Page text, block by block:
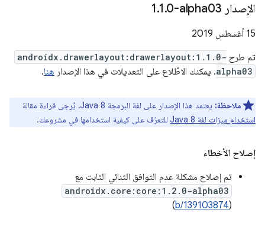
الإصدار ‎1 .1.0-alpha03
‫15 أغسطس 2019
تم طرح androidx.drawerlayout:drawerlayout:1.1.0-
alpha03. يمكنك الاطّلاع على التعديلات في هذا الإصدار هنا.
ملاحظة: يعتمد هذا الإصدار على لغة البرمجة Java 8. يُرجى قراءة مقالة
استخدام ميزات لغة Java 8
للتعرّف على كيفية استخدامها في مشروعك.
إصلاح الأخطاء
تم إصلاح مشكلة عدم التوافق الثنائي الثابت مع
androidx.core:core:1.2.0-alpha03
(
b/139103874
)